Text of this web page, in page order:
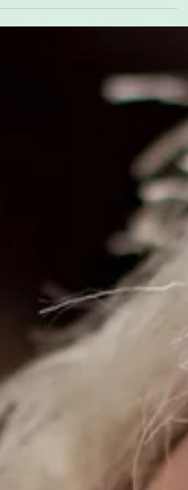
מיותר",...